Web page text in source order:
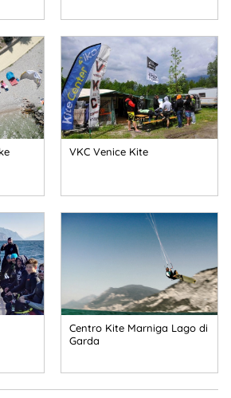
VKC Venice Kite
Centro Kite Marniga Lago di
Garda